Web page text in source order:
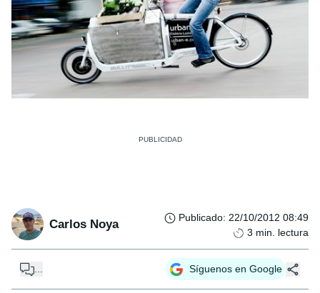
Carlos Noya Publicado: 22/10/2012 08:49
3 min. lectura
Síguenos en Google